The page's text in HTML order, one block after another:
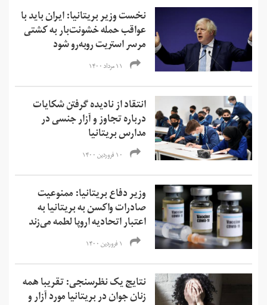
نخست وزیر بریتانیا: ایران باید با
عواقب حمله خشونت‌بار به کشتی
مرسر استریت روبه‌رو شود
۱۱ مرداد ۱۴۰۰
انتقاد از نادیده گرفتن شکایات
درباره تجاوز و آزار جنسی در
مدارس بریتانیا
۱۰ فروردین ۱۴۰۰
وزیر دفاع بریتانیا: ممنوعیت
صادرات واکسن به بریتانیا به
اعتبار اتحادیه اروپا لطمه می‌زند
۱ فروردین ۱۴۰۰
نتایج یک نظرسنجی: تقریبا همه
زنان جوان در بریتانیا مورد آزار و